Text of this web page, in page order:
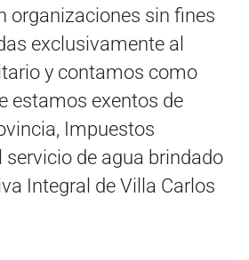
organizaciones sin fines
exclusivamente al
y contamos como
estamos exentos de
Impuestos
servicio de agua brindado
Integral de Villa Carlos